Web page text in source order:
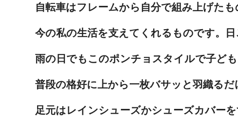
自転車はフレームから自分で組み上げた
今の私の生活を支えてくれるものです。
雨の日でもこのポンチョスタイルで子ど
普段の格好に上から一枚バサッと羽織る
足元はレインシューズかシューズカバー